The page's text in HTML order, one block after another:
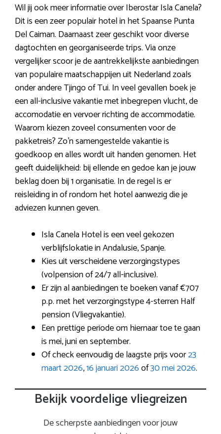
Wil jij ook meer informatie over Iberostar Isla Canela?
Dit is een zeer populair hotel in het Spaanse Punta
Del Caiman. Daarnaast zeer geschikt voor diverse
dagtochten en georganiseerde trips. Via onze
vergelijker scoor je de aantrekkelijkste aanbiedingen
van populaire maatschappijen uit Nederland zoals
onder andere Tjingo of Tui. In veel gevallen boek je
een all-inclusive vakantie met inbegrepen vlucht, de
accomodatie en vervoer richting de accommodatie.
Waarom kiezen zoveel consumenten voor de
pakketreis? Zo’n samengestelde vakantie is
goedkoop en alles wordt uit handen genomen. Het
geeft duidelijkheid: bij ellende en gedoe kan je jouw
beklag doen bij 1 organisatie. In de regel is er
reisleiding in of rondom het hotel aanwezig die je
adviezen kunnen geven.
Isla Canela Hotel is een veel gekozen
verblijfslokatie in Andalusie, Spanje.
Kies uit verscheidene verzorgingstypes
(volpension of 24/7 all-inclusive).
Er zijn al aanbiedingen te boeken vanaf €707
p.p. met het verzorgingstype 4-sterren Half
pension (Vliegvakantie).
Een prettige periode om hiernaar toe te gaan
is mei, juni en september.
Of check eenvoudig de laagste prijs voor23
maart 2026,16 januari 2026of30 mei 2026.
Bekijk voordelige vliegreizen
De scherpste aanbiedingen voor jouw